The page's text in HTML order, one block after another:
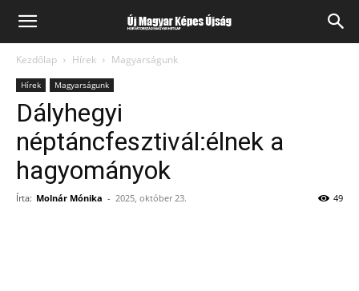
Kezdőlap Hírek Magyarságunk
Hírek Magyarságunk
Dályhegyi
néptáncfesztivál:élnek a
hagyományok
Írta: Molnár Mónika - 2025, október 23. 49